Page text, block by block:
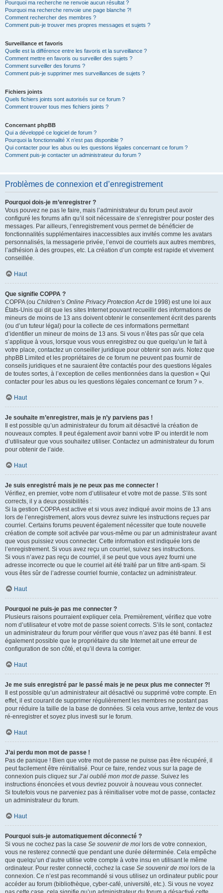
Pourquoi ma recherche ne renvoie aucun résultat ?
Pourquoi ma recherche renvoie une page blanche ?!
Comment rechercher des membres ?
Comment puis-je trouver mes propres messages et sujets ?
Surveillance et favoris
Quelle est la différence entre les favoris et la surveillance ?
Comment mettre en favoris ou surveiller des sujets ?
Comment surveiller des forums ?
Comment puis-je supprimer mes surveillances de sujets ?
Fichiers joints
Quels fichiers joints sont autorisés sur ce forum ?
Comment trouver tous mes fichiers joints ?
Concernant phpBB
Qui a développé ce logiciel de forum ?
Pourquoi la fonctionnalité X n’est pas disponible ?
Qui contacter pour les abus ou les questions légales concernant ce forum ?
Comment puis-je contacter un administrateur du forum ?
Problèmes de connexion et d’enregistrement
Pourquoi dois-je m’enregistrer ?
Vous pouvez ne pas le faire, mais l’administrateur du forum peut avoir
configuré les forums afin qu’il soit nécessaire de s’enregistrer pour poster des
messages. Par ailleurs, l’enregistrement vous permet de bénéficier de
fonctionnalités supplémentaires inaccessibles aux invités comme les avatars
personnalisés, la messagerie privée, l’envoi de courriels aux autres membres,
l’adhésion à des groupes, etc. La création d’un compte est rapide et vivement
conseillée.
Haut
Que signifie COPPA ?
COPPA (ou Children’s Online Privacy Protection Actde 1998) est une loi aux
États-Unis qui dit que les sites Internet pouvant recueillir des informations de
mineurs de moins de 13 ans doivent obtenir le consentement écrit des parents
(ou d’un tuteur légal) pour la collecte de ces informations permettant
d’identifier un mineur de moins de 13 ans. Si vous n’êtes pas sûr que cela
s’applique à vous, lorsque vous vous enregistrez ou que quelqu’un le fait à
votre place, contactez un conseiller juridique pour obtenir son avis. Notez que
phpBB Limited et les propriétaires de ce forum ne peuvent pas fournir de
conseils juridiques et ne sauraient être contactés pour des questions légales
de toutes sortes, à l’exception de celles mentionnées dans la question « Qui
contacter pour les abus ou les questions légales concernant ce forum ? ».
Haut
Je souhaite m’enregistrer, mais je n’y parviens pas !
Il est possible qu’un administrateur du forum ait désactivé la création de
nouveaux comptes. Il peut également avoir banni votre IP ou interdit le nom
d’utilisateur que vous souhaitez utiliser. Contactez un administrateur du forum
pour obtenir de l’aide.
Haut
Je suis enregistré mais je ne peux pas me connecter !
Vérifiez, en premier, votre nom d’utilisateur et votre mot de passe. S’ils sont
corrects, il y a deux possibilités :
Si la gestion COPPA est active et si vous avez indiqué avoir moins de 13 ans
lors de l’enregistrement, alors vous devrez suivre les instructions reçues par
courriel. Certains forums peuvent également nécessiter que toute nouvelle
création de compte soit activée par vous-même ou par un administrateur avant
que vous puissiez vous connecter. Cette information est indiquée lors de
l’enregistrement. Si vous avez reçu un courriel, suivez ses instructions.
Si vous n’avez pas reçu de courriel, il se peut que vous ayez fourni une
adresse incorrecte ou que le courriel ait été traité par un filtre anti-spam. Si
vous êtes sûr de l’adresse courriel fournie, contactez un administrateur.
Haut
Pourquoi ne puis-je pas me connecter ?
Plusieurs raisons pourraient expliquer cela. Premièrement, vérifiez que votre
nom d’utilisateur et votre mot de passe soient corrects. S’ils le sont, contactez
un administrateur du forum pour vérifier que vous n’avez pas été banni. Il est
également possible que le propriétaire du site Internet ait une erreur de
configuration de son côté, et qu’il devra la corriger.
Haut
Je me suis enregistré par le passé mais je ne peux plus me connecter ?!
Il est possible qu’un administrateur ait désactivé ou supprimé votre compte. En
effet, il est courant de supprimer régulièrement les membres ne postant pas
pour réduire la taille de la base de données. Si cela vous arrive, tentez de vous
ré-enregistrer et soyez plus investi sur le forum.
Haut
J’ai perdu mon mot de passe !
Pas de panique ! Bien que votre mot de passe ne puisse pas être récupéré, il
peut facilement être réinitialisé. Pour ce faire, rendez vous sur la page de
connexion puis cliquez sur J’ai oublié mon mot de passe. Suivez les
instructions énoncées et vous devriez pouvoir à nouveau vous connecter.
Si toutefois vous ne parveniez pas à réinitialiser votre mot de passe, contactez
un administrateur du forum.
Haut
Pourquoi suis-je automatiquement déconnecté ?
Si vous ne cochez pas la case Se souvenir de moi lors de votre connexion,
vous ne resterez connecté que pendant une durée déterminée. Cela empêche
que quelqu’un d’autre utilise votre compte à votre insu en utilisant le même
ordinateur. Pour rester connecté, cochez la case Se souvenir de moi lors de la
connexion. Ce n’est pas recommandé si vous utilisez un ordinateur public pour
accéder au forum (bibliothèque, cyber-café, université, etc.). Si vous ne voyez